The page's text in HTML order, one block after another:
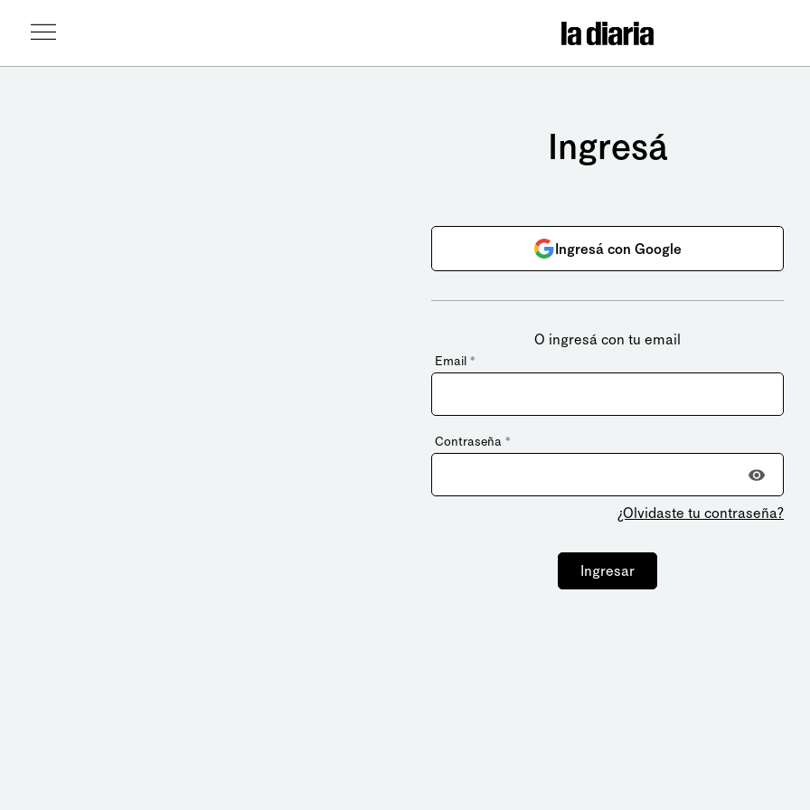
Ingresá
Ingresá con Google
O ingresá con tu email
Email *
Contraseña *
¿Olvidaste tu contraseña?
Ingresar